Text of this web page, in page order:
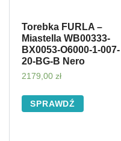
Torebka FURLA –
Miastella WB00333-
BX0053-O6000-1-007-
20-BG-B Nero
2179,00 zł
SPRAWDŹ